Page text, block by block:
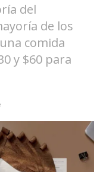
del
de los
comida
y $60 para